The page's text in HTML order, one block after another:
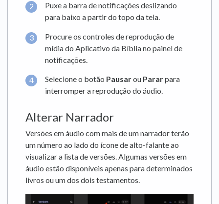
Puxe a barra de notificações deslizando
para baixo a partir do topo da tela.
Procure os controles de reprodução de
mídia do Aplicativo da Bíblia no painel de
notificações.
Selecione o botão Pausarou Pararpara
interromper a reprodução do áudio.
Alterar Narrador
Versões em áudio com mais de um narrador terão
um número ao lado do ícone de alto-falante ao
visualizar a lista de versões. Algumas versões em
áudio estão disponíveis apenas para determinados
livros ou um dos dois testamentos.